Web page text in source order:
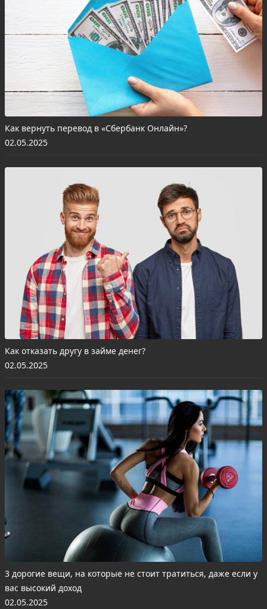
Как вернуть перевод в «Сбербанк Онлайн»?
02.05.2025
Как отказать другу в займе денег?
02.05.2025
3 дорогие вещи, на которые не стоит тратиться, даже если у
вас высокий доход
02.05.2025